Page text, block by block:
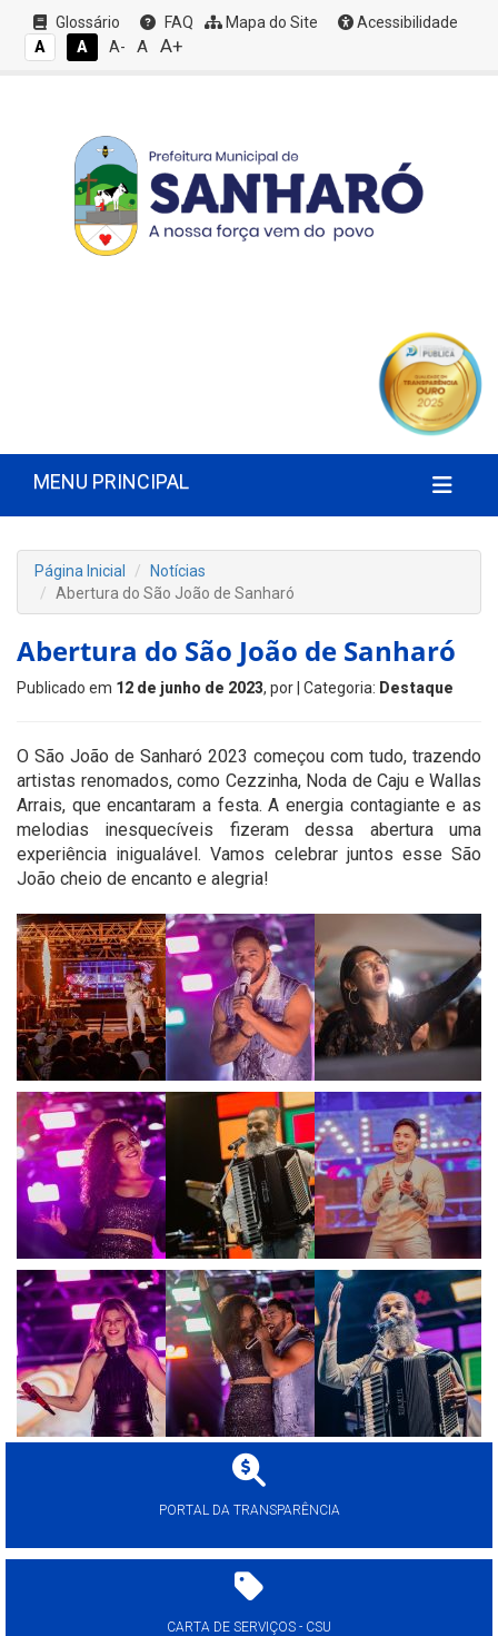
Glossário FAQ Mapa do Site
Acessibilidade
A
A A- A A+
MENU PRINCIPAL
Página Inicial
Notícias
Abertura do São João de Sanharó
Abertura do São João de Sanharó
Publicado em 12 de junho de 2023, por | Categoria: Destaque
O São João de Sanharó 2023 começou com tudo, trazendo
artistas renomados, como Cezzinha, Noda de Caju e Wallas
Arrais, que encantaram a festa. A energia contagiante e as
melodias inesquecíveis fizeram dessa abertura uma
experiência inigualável. Vamos celebrar juntos esse São
João cheio de encanto e alegria!
PORTAL DA TRANSPARÊNCIA
CARTA DE SERVIÇOS - CSU